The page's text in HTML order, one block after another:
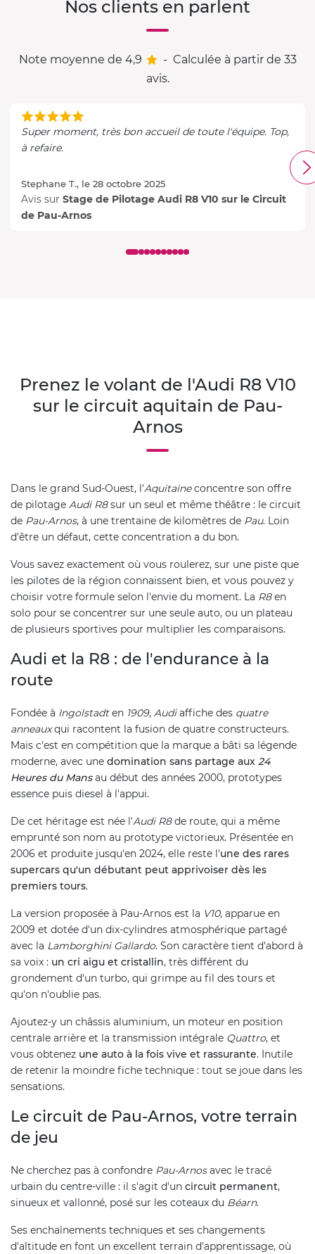
Nos clients en parlent
Note moyenne de 4,9 - Calculée à partir de 33
avis.
Super moment, très bon accueil de toute l'équipe. Top,
à refaire.
Stephane T., le 28 octobre 2025
Avis sur Stage de Pilotage Audi R8 V10 sur le Circuit
de Pau-Arnos
Prenez le volant de l'Audi R8 V10
sur le circuit aquitain de Pau-
Arnos
Dans le grand Sud-Ouest, l'Aquitaineconcentre son offre
de pilotage Audi R8sur un seul et même théâtre : le circuit
de Pau-Arnos, à une trentaine de kilomètres de Pau. Loin
d'être un défaut, cette concentration a du bon.
Vous savez exactement où vous roulerez, sur une piste que
les pilotes de la région connaissent bien, et vous pouvez y
choisir votre formule selon l'envie du moment. La R8en
solo pour se concentrer sur une seule auto, ou un plateau
de plusieurs sportives pour multiplier les comparaisons.
Audi et la R8 : de l'endurance à la
route
Fondée à Ingolstadten 1909, Audiaffiche des quatre
anneauxqui racontent la fusion de quatre constructeurs.
Mais c'est en compétition que la marque a bâti sa légende
moderne, avec une domination sans partage aux 24
Heures du Mansau début des années 2000, prototypes
essence puis diesel à l'appui.
De cet héritage est née l'Audi R8de route, qui a même
emprunté son nom au prototype victorieux. Présentée en
2006 et produite jusqu'en 2024, elle reste l'une des rares
supercars qu'un débutant peut apprivoiser dès les
premiers tours.
La version proposée à Pau-Arnos est la V10, apparue en
2009 et dotée d'un dix-cylindres atmosphérique partagé
avec la Lamborghini Gallardo. Son caractère tient d'abord à
sa voix : un cri aigu et cristallin, très différent du
grondement d'un turbo, qui grimpe au fil des tours et
qu'on n'oublie pas.
Ajoutez-y un châssis aluminium, un moteur en position
centrale arrière et la transmission intégrale Quattro, et
vous obtenez une auto à la fois vive et rassurante. Inutile
de retenir la moindre fiche technique : tout se joue dans les
sensations.
Le circuit de Pau-Arnos, votre terrain
de jeu
Ne cherchez pas à confondre Pau-Arnosavec le tracé
urbain du centre-ville : il s'agit d'un circuit permanent,
sinueux et vallonné, posé sur les coteaux du Béarn.
Ses enchaînements techniques et ses changements
d'altitude en font un excellent terrain d'apprentissage, où